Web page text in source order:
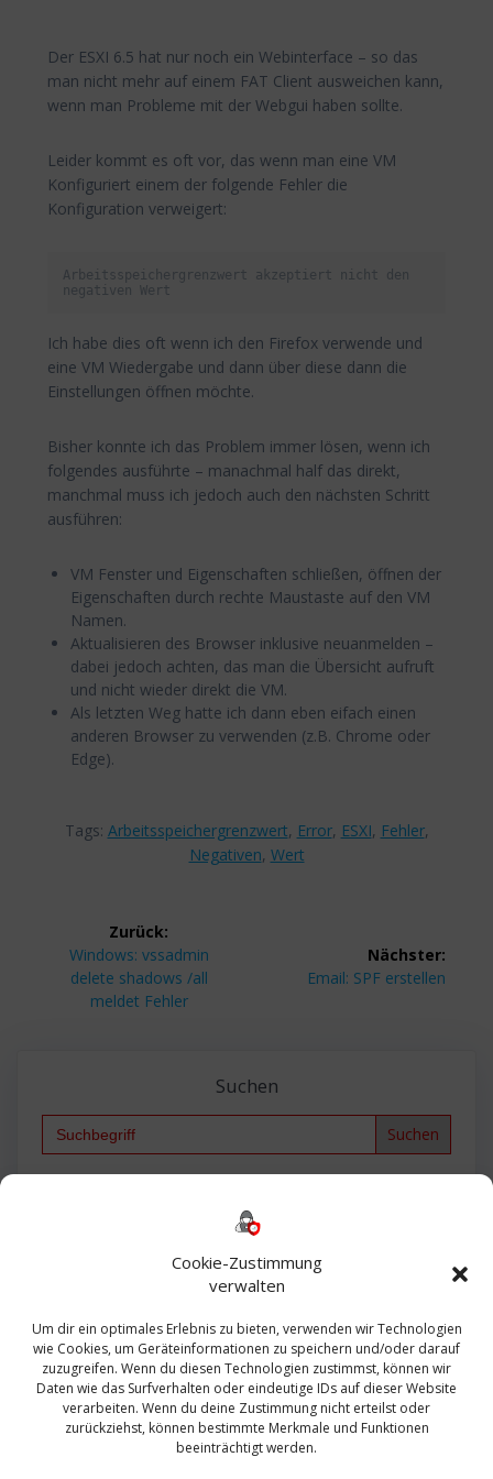
Cookie-Zustimmung
verwalten
Um dir ein optimales Erlebnis zu bieten, verwenden wir Technologien
wie Cookies, um Geräteinformationen zu speichern und/oder darauf
zuzugreifen. Wenn du diesen Technologien zustimmst, können wir
Daten wie das Surfverhalten oder eindeutige IDs auf dieser Website
verarbeiten. Wenn du deine Zustimmung nicht erteilst oder
zurückziehst, können bestimmte Merkmale und Funktionen
beeinträchtigt werden.
Der ESXI 6.5 hat nur noch ein Webinterface – so das
man nicht mehr auf einem FAT Client ausweichen kann,
wenn man Probleme mit der Webgui haben sollte.
Leider kommt es oft vor, das wenn man eine VM
Konfiguriert einem der folgende Fehler die
Konfiguration verweigert:
Arbeitsspeichergrenzwert akzeptiert nicht den
negativen Wert
Ich habe dies oft wenn ich den Firefox verwende und
eine VM Wiedergabe und dann über diese dann die
Einstellungen öffnen möchte.
Bisher konnte ich das Problem immer lösen, wenn ich
folgendes ausführte – manachmal half das direkt,
manchmal muss ich jedoch auch den nächsten Schritt
ausführen:
VM Fenster und Eigenschaften schließen, öffnen der
Eigenschaften durch rechte Maustaste auf den VM
Namen.
Aktualisieren des Browser inklusive neuanmelden –
dabei jedoch achten, das man die Übersicht aufruft
und nicht wieder direkt die VM.
Als letzten Weg hatte ich dann eben eifach einen
anderen Browser zu verwenden (z.B. Chrome oder
Edge).
Tags: Arbeitsspeichergrenzwert, Error, ESXI, Fehler,
Negativen, Wert
Beitragsnavigation
Zurück:
Vorheriger
Beitrag:
Windows: vssadmin
delete shadows /all
meldet Fehler
Nächster:
Nächster
Email: SPF erstellen
Suchen
Search
Bautagebuch
Exchange firewall Fritzbox
Microsoft
Sanierung SBS Security Server Sicherheit
Sicherung SIEM Sophos SSL Ubuntu
Update Upgrade UTM VCenter VCSA Veeam
VMWare VPN WAZUH Windows
Zertifikat